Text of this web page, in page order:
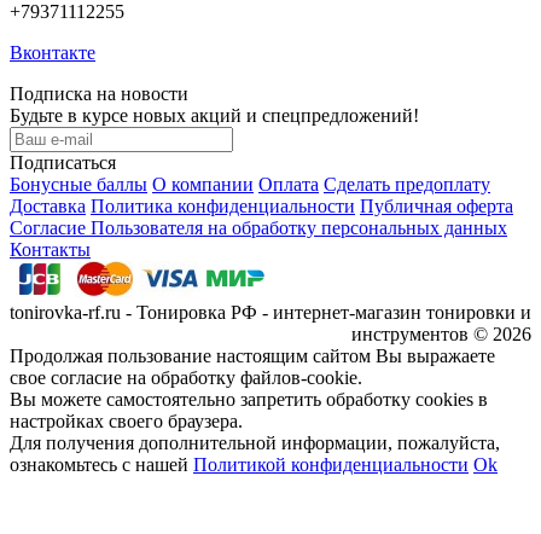
+79371112255
Вконтакте
Подписка на новости
Будьте в курсе новых акций и спецпредложений!
Подписаться
Бонусные баллы О компании Оплата Сделать предоплату
Доставка Политика конфиденциальности Публичная оферта
Согласие Пользователя на обработку персональных данных
Контакты
tonirovka-rf.ru - Тонировка РФ - интернет-магазин тонировки и
инструментов © 2026
Продолжая пользование настоящим сайтом Вы выражаете
свое согласие на обработку файлов-cookie.
Вы можете самостоятельно запретить обработку cookies в
настройках своего браузера.
Для получения дополнительной информации, пожалуйста,
ознакомьтесь с нашей Политикой конфиденциальности Ok